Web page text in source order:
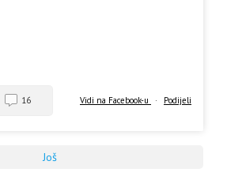
Vidi na Facebook-u · Podijeli
16
Još